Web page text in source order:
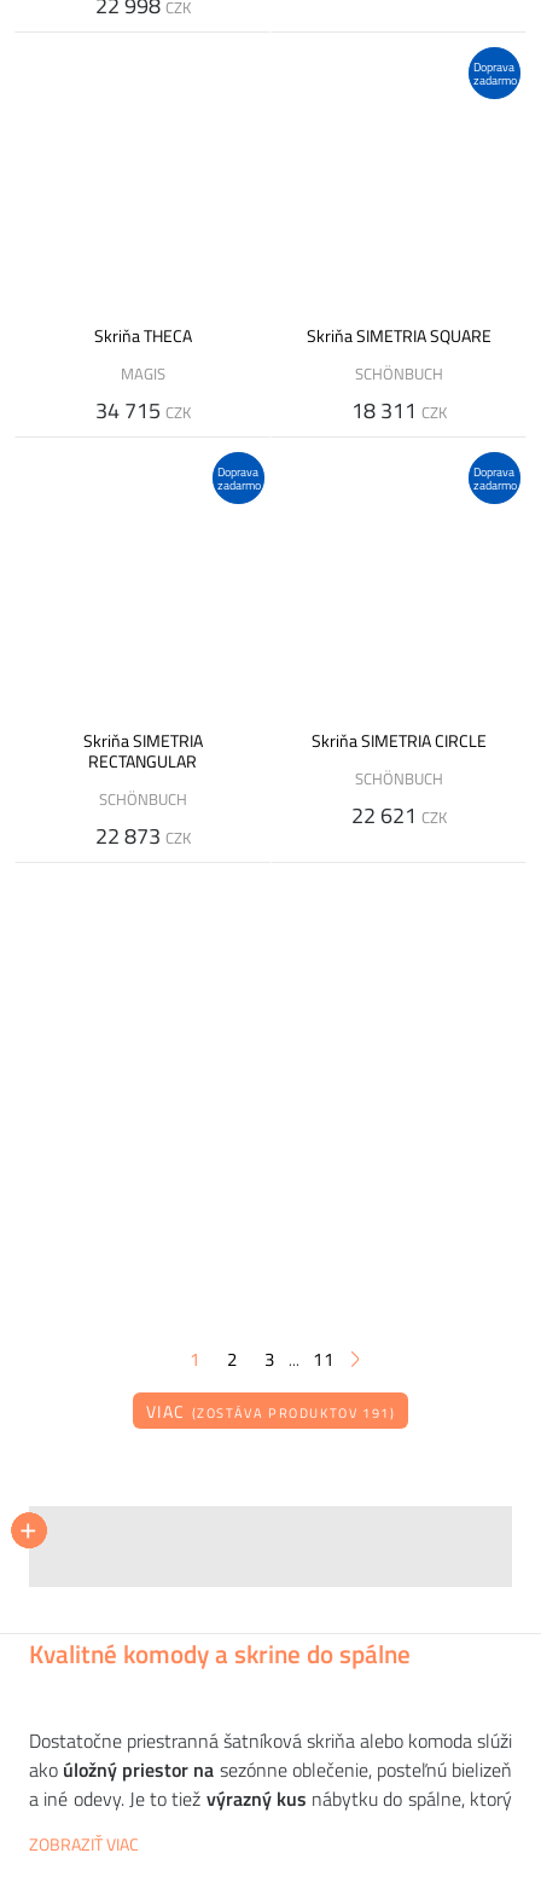
CZK
Skriňa THECA
MAGIS
34 715 CZK
Doprava
zadarmo
Skriňa SIMETRIA SQUARE
SCHÖNBUCH
18 311 CZK
Doprava
zadarmo
Skriňa SIMETRIA
RECTANGULAR
SCHÖNBUCH
22 873 CZK
Doprava
zadarmo
Skriňa SIMETRIA CIRCLE
SCHÖNBUCH
22 621 CZK
1 2 3 ... 11
VIAC (ZOSTÁVA PRODUKTOV 191)
+
+
+
+
+
+
Kvalitné komody a skrine do spálne
Dostatočne priestranná šatníková skriňa alebo komoda slúži
ako úložný priestor na sezónne oblečenie, posteľnú bielizeň
a iné odevy. Je to tiež výrazný kus nábytku do spálne, ktorý
šatníkov odrenomovaných európskych výrobcov
ZOBRAZIŤ VIAC